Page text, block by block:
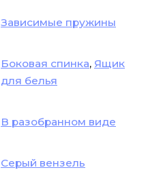
Зависимые пружины
Боковая спинка, Ящик
для белья
В разобранном виде
Серый вензель